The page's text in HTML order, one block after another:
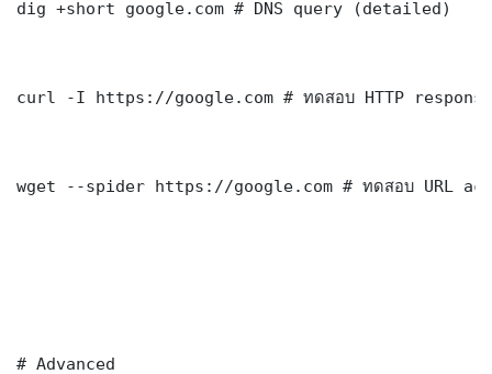
dig +short google.com # DNS query (detailed)
curl -I https://google.com # ทดสอบ HTTP
wget --spider https://google.com # ทดสอบ URL
# Advanced